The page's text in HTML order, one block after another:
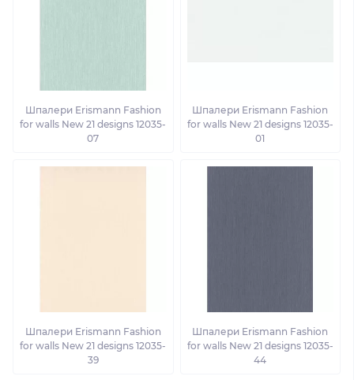
Шпалери Erismann Fashion
for walls New 21 designs 12035-
07
Шпалери Erismann Fashion
for walls New 21 designs 12035-
01
Шпалери Erismann Fashion
for walls New 21 designs 12035-
39
Шпалери Erismann Fashion
for walls New 21 designs 12035-
44